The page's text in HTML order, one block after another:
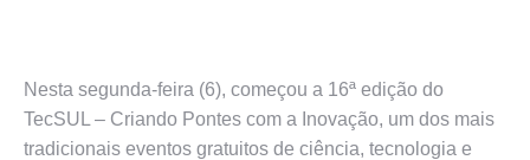
Nesta segunda-feira (6), começou a 16ª edição do
TecSUL – Criando Pontes com a Inovação, um dos mais
tradicionais eventos gratuitos de ciência, tecnologia e